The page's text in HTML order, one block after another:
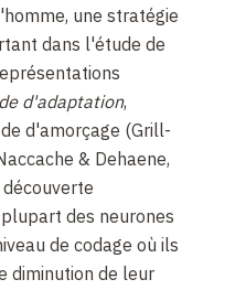
une stratégie
dans l'étude de
d'adaptation,
d'amorçage (Grill-
& Dehaene,
des neurones
de codage où ils
diminution de leur